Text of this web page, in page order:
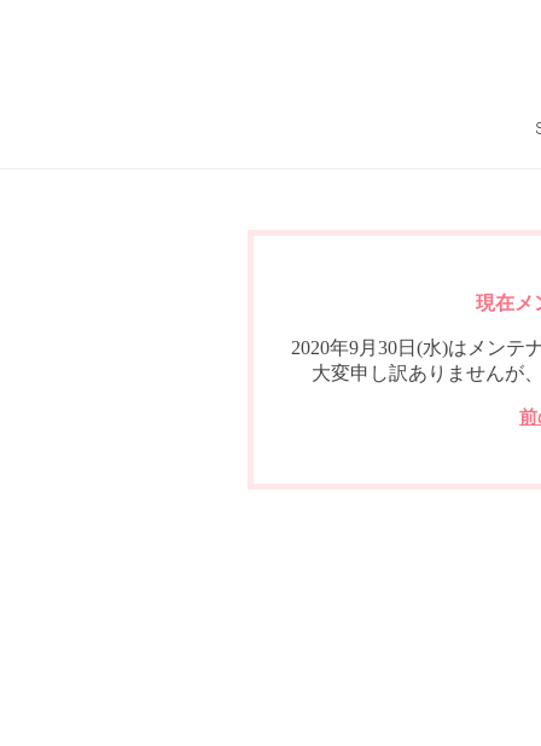
現在メ
2020年9月30日(水)はメンテ
大変申し訳ありませんが
前